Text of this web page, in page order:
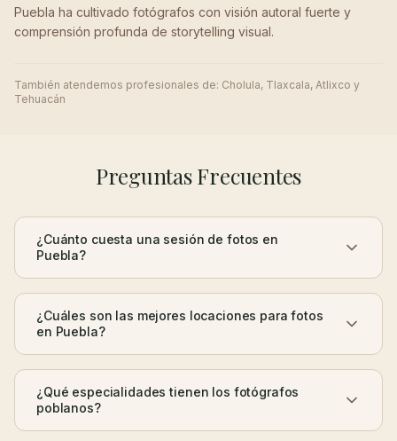
Puebla ha cultivado fotógrafos con visión autoral fuerte y
comprensión profunda de storytelling visual.
También atendemos profesionales de: Cholula, Tlaxcala, Atlixco y
Tehuacán
Preguntas Frecuentes
¿Cuánto cuesta una sesión de fotos en
Puebla?
¿Cuáles son las mejores locaciones para fotos
en Puebla?
¿Qué especialidades tienen los fotógrafos
poblanos?